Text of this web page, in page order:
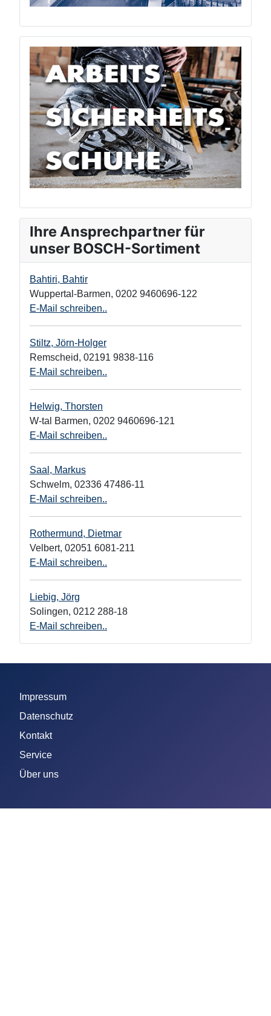
Ihre Ansprechpartner für
unser BOSCH-Sortiment
Bahtiri, Bahtir
Wuppertal-Barmen, 0202 9460696-122
E-Mail schreiben..
Stiltz, Jörn-Holger
Remscheid, 02191 9838-116
E-Mail schreiben..
Helwig, Thorsten
W-tal Barmen, 0202 9460696-121
E-Mail schreiben..
Saal, Markus
Schwelm, 02336 47486-11
E-Mail schreiben..
Rothermund, Dietmar
Velbert, 02051 6081-211
E-Mail schreiben..
Liebig, Jörg
Solingen, 0212 288-18
E-Mail schreiben..
Impressum
Datenschutz
Kontakt
Service
Über uns